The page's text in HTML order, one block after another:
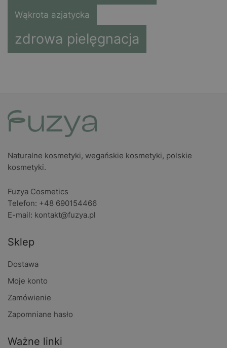
Wąkrota azjatycka
zdrowa pielęgnacja
Naturalne kosmetyki, wegańskie kosmetyki, polskie
kosmetyki.
Fuzya Cosmetics
Telefon: +48 690154466
E-mail: kontakt@fuzya.pl
Sklep
Dostawa
Moje konto
Zamówienie
Zapomniane hasło
Ważne linki